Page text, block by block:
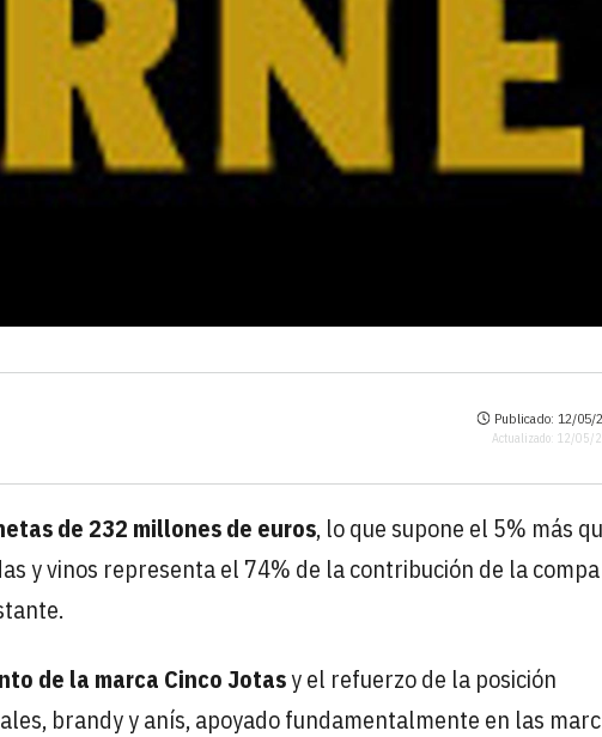
Publicado: 12/05/
Actualizado: 12/05/
de 232 millones de euros, lo que supone el 5% más
y vinos representa el 74% de la contribución de la
de la marca Cinco Jotasy el refuerzo de la posición
brandy y anís, apoyado fundamentalmente en las